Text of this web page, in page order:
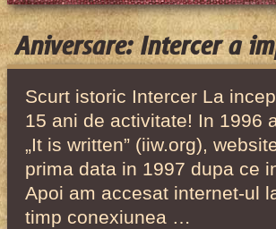
Aniversare: Intercer a
Scurt istoric Intercer La
15 ani de activitate! In 1996
„It is written” (iiw.org),
prima data in 1997 dupa ce
Apoi am accesat internet-ul
timp conexiunea …